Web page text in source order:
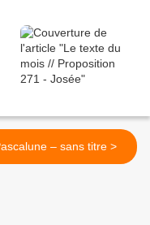
Pascalune – sans titre >